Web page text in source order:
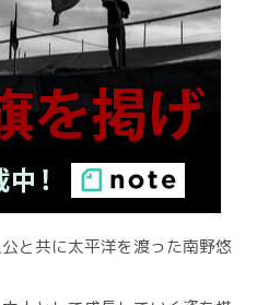
と共に太平洋を渡った南野悠